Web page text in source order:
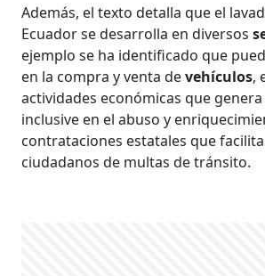
Además, el texto detalla que el
Ecuador se desarrolla en diversos
ejemplo se ha identificado que
en la compra y venta devehículos,
actividades económicas que
inclusive en el abuso y
contrataciones estatales que
ciudadanos de multas de tránsito.